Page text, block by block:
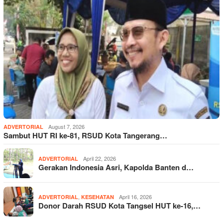
ADVERTORIAL August 7, 2026
Sambut HUT RI ke-81, RSUD Kota Tangerang…
ADVERTORIAL April 22, 2026
Gerakan Indonesia Asri, Kapolda Banten d…
ADVERTORIAL KESEHATAN April 16, 2026
Donor Darah RSUD Kota Tangsel HUT ke-16,…